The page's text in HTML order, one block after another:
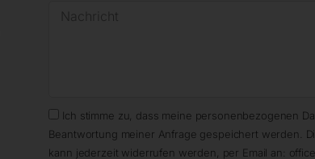
Ich stimme zu, dass meine personenbezogenen
Beantwortung meiner Anfrage gespeichert werden.
kann jederzeit widerrufen werden, per Email an: